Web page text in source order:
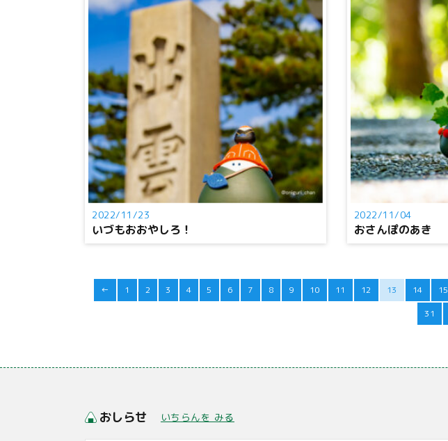
2022/11/23
いづもおおやしろ！
2022/11/04
おさんぽのあき
← 1 2 3 4 5 6 7 8 9 10 11 12 13 14 15
31
おしらせ いちらんを みる